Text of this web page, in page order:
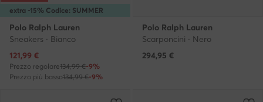
extra -15% Codice: SUMMER
Polo Ralph Lauren
Sneakers · Bianco
Prezzo attuale
121,99 €
Prezzo regolare134,99 €-9%
Prezzo più basso134,99 €-9%
Polo Ralph Lauren
Scarponcini · Nero
294,95 €